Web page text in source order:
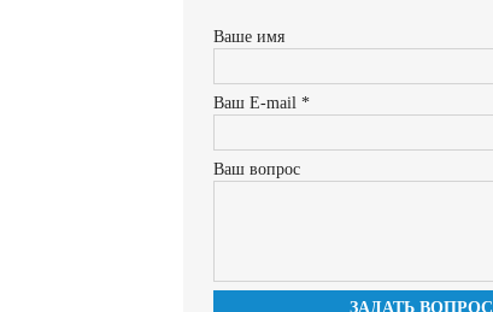
Ваше имя
Ваш E-mail *
Ваш вопрос
ЗАДАТЬ ВОПРОС